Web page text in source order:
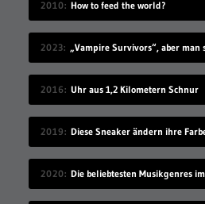
2010 How to feed the world?
2023
2016 Uhr aus 1,2 Kilometern Schnur
2019
2020